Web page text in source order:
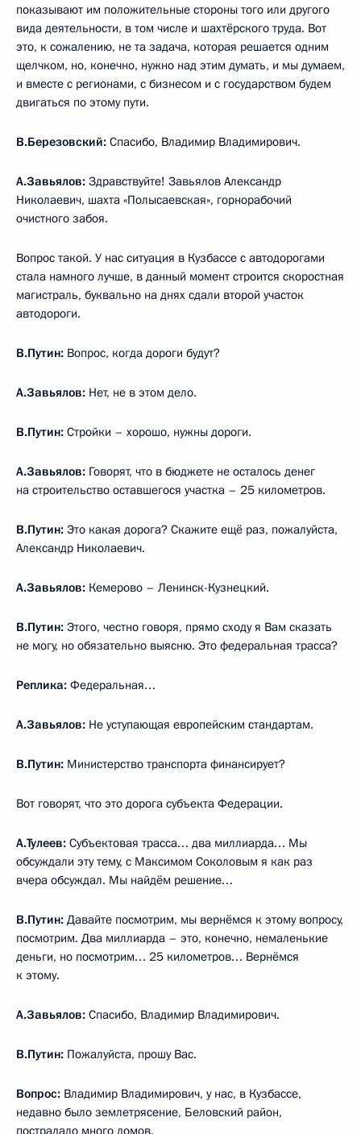
показывают им положительные стороны того или другого
вида деятельности, в том числе и шахтёрского труда. Вот
это, к сожалению, не та задача, которая решается одним
щелчком, но, конечно, нужно над этим думать, и мы думаем,
и вместе с регионами, с бизнесом и с государством будем
двигаться по этому пути.
В.Березовский: Спасибо, Владимир Владимирович.
А.Завьялов: Здравствуйте! Завьялов Александр
Николаевич, шахта «Полысаевская», горнорабочий
очистного забоя.
Вопрос такой. У нас ситуация в Кузбассе с автодорогами
стала намного лучше, в данный момент строится скоростная
магистраль, буквально на днях сдали второй участок
автодороги.
В.Путин: Вопрос, когда дороги будут?
А.Завьялов: Нет, не в этом дело.
В.Путин: Стройки – хорошо, нужны дороги.
А.Завьялов: Говорят, что в бюджете не осталось денег
на строительство оставшегося участка – 25 километров.
В.Путин: Это какая дорога? Скажите ещё раз, пожалуйста,
Александр Николаевич.
А.Завьялов: Кемерово – Ленинск-Кузнецкий.
В.Путин: Этого, честно говоря, прямо сходу я Вам сказать
не могу, но обязательно выясню. Это федеральная трасса?
Реплика: Федеральная…
А.Завьялов: Не уступающая европейским стандартам.
В.Путин: Министерство транспорта финансирует?
Вот говорят, что это дорога субъекта Федерации.
А.Тулеев: Субъектовая трасса… два миллиарда… Мы
обсуждали эту тему, с Максимом Соколовым я как раз
вчера обсуждал. Мы найдём решение…
В.Путин: Давайте посмотрим, мы вернёмся к этому вопросу,
посмотрим. Два миллиарда – это, конечно, немаленькие
деньги, но посмотрим… 25 километров… Вернёмся
к этому.
А.Завьялов: Спасибо, Владимир Владимирович.
В.Путин: Пожалуйста, прошу Вас.
Вопрос: Владимир Владимирович, у нас, в Кузбассе,
недавно было землетрясение, Беловский район,
пострадало много домов.